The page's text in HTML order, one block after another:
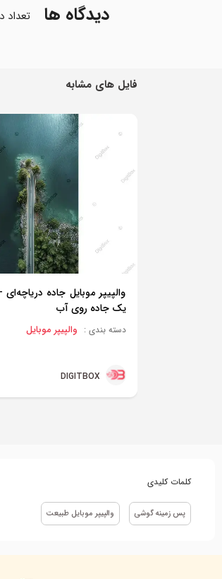
دیدگاه ها تعداد
فایل های مشابه
والپیپر موبایل جاده
یک جاده روی آب
دسته بندی : والپیپر موبایل
DIGITBOX
کلمات کلیدی
پس زمینه گوشی والپیپر موبایل طبیعت